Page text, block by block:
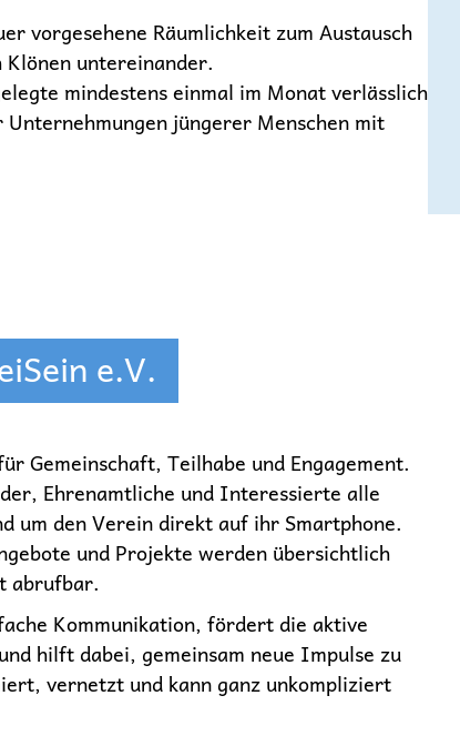
vorgesehene Räumlichkeit zum Austausch
untereinander.
mindestens einmal im Monat verlässlich
jüngerer Menschen mit
e.V.
Gemeinschaft, Teilhabe und Engagement.
Ehrenamtliche und Interessierte alle
um den Verein direkt auf ihr Smartphone.
und Projekte werden übersichtlich
abrufbar.
Kommunikation, fördert die aktive
hilft dabei, gemeinsam neue Impulse zu
vernetzt und kann ganz unkompliziert